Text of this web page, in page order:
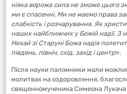
ніяка ворожа сила не зможе цього
ми є спасенні. Ми не маємо права
слабкість і розчарування. Як
наших найближчих у Божій надії. З
Нехай зі Старуні Божа надія
південь, північ, схід, захід і центр».
Після науки паломники мали
молитвах на оздоровлення,
священномученика Симеона Лукача